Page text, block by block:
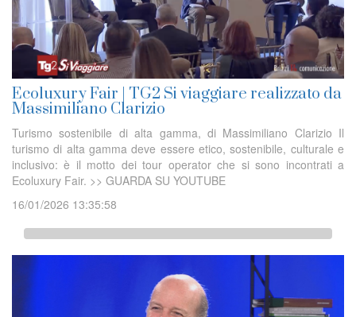
Ecoluxury Fair | TG2 Si viaggiare realizzato da
Massimiliano Clarizio
Turismo sostenibile di alta gamma, di Massimiliano Clarizio Il
turismo di alta gamma deve essere etico, sostenibile, culturale e
inclusivo: è il motto dei tour operator che si sono incontrati a
Ecoluxury Fair. >> GUARDA SU YOUTUBE
16/01/2026 13:35:58